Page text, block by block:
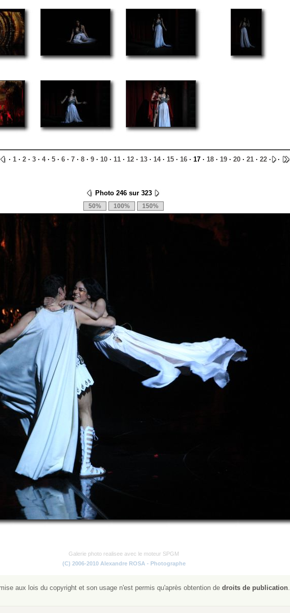
· 1 · 2 · 3 · 4· 5 · 6 · 7 · 8 · 9 · 10 · 11 · 12 · 13 · 14· 15 · 16 · 17 · 18 · 19 · 20 · 21 · 22 · ·
Photo 246 sur 323
Galerie photo realisee avec le moteur SPGM
(C) 2006-2010 Alexandre ROSA - Photographe
aux lois du copyright et son usage n'est permis qu'après obtention de droits de publication.